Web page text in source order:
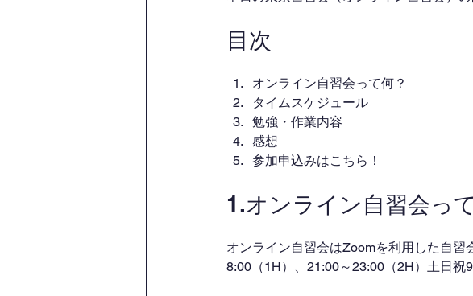
目次
オンライン自習会って何？
タイムスケジュール
勉強・作業内容
感想
参加申込みはこちら！
1.オンライン自習会っ
オンライン自習会はZoomを利用した自
8:00（1H）、21:00～23:00（2H）土日祝